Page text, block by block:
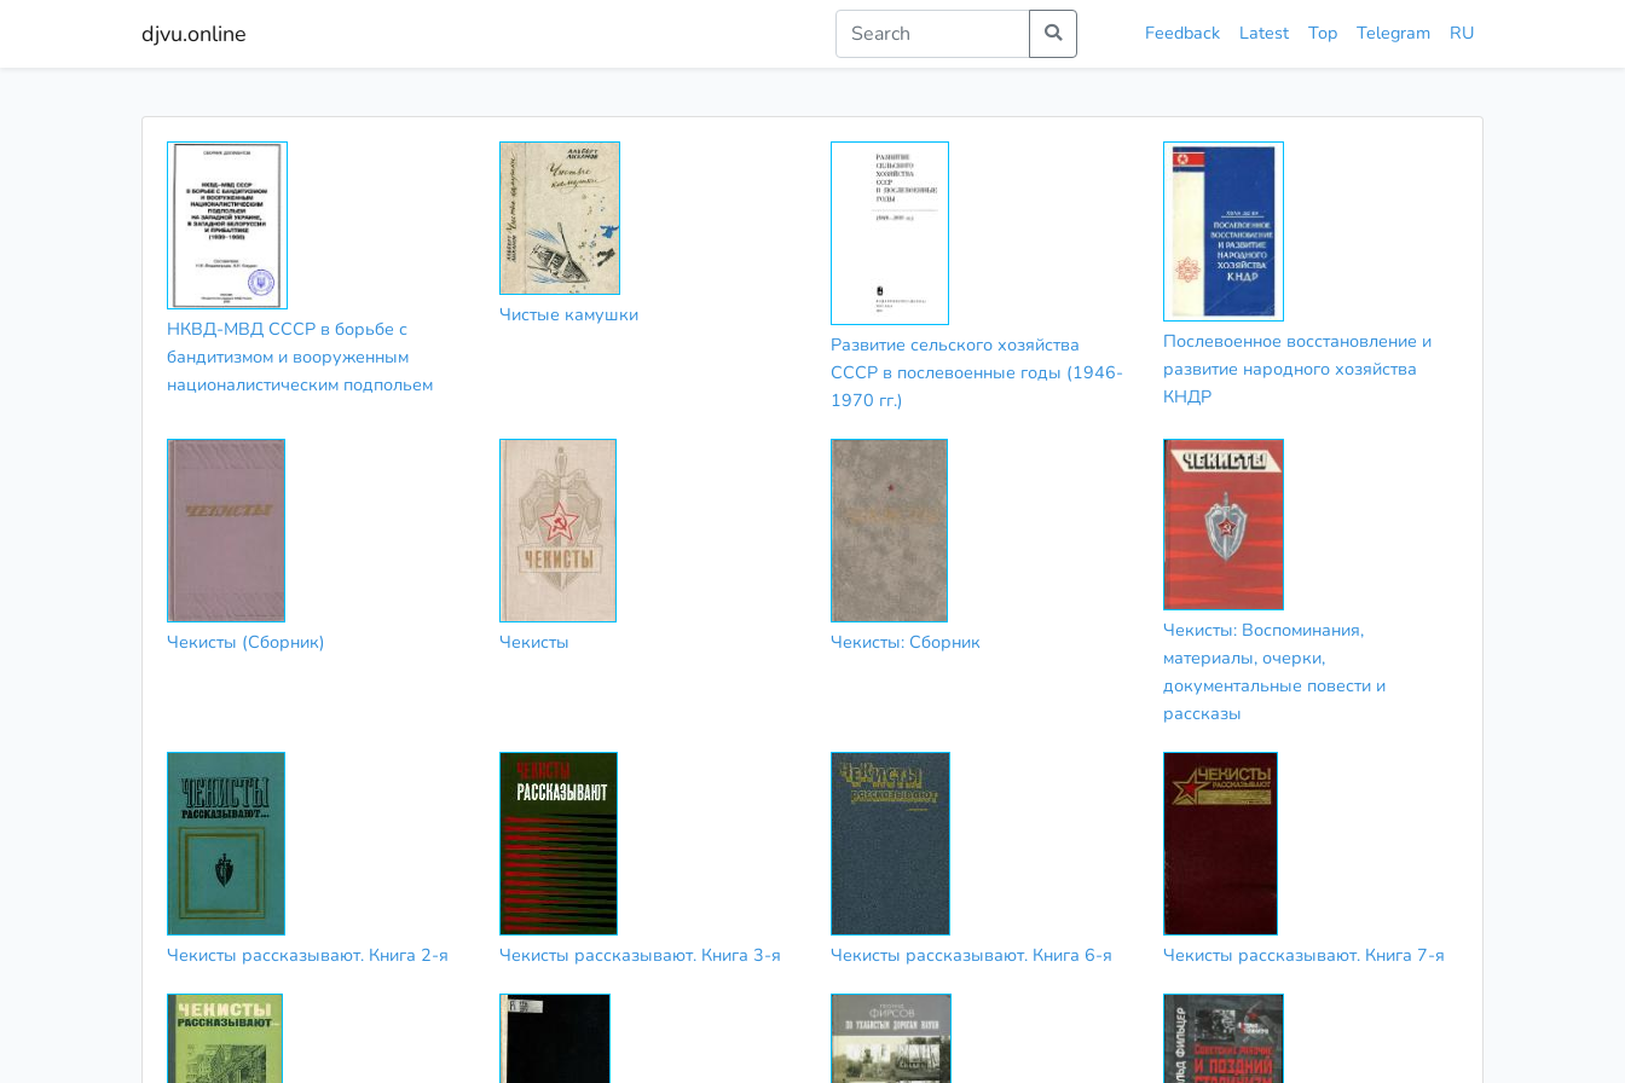
djvu.online Feedback Latest Top Telegram RU
НКВД-МВД СССР в борьбе с
бандитизмом и вооруженным
националистическим подпольем
Чистые камушки
Развитие сельского хозяйства
СССР в послевоенные годы (1946-
1970 гг.)
Послевоенное восстановление и
развитие народного хозяйства
КНДР
Чекисты (Сборник) Чекисты Чекисты: Сборник
Чекисты: Воспоминания,
материалы, очерки,
документальные повести и
рассказы
Чекисты рассказывают. Книга 2-я Чекисты рассказывают. Книга 3-я Чекисты рассказывают. Книга 6-я Чекисты рассказывают. Книга 7-я